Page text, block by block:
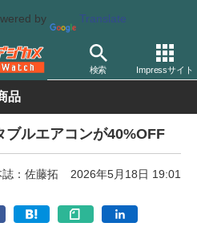
by Translate
検索 Impressサイト
品
ブルエアコンが40%OFF
誌：佐藤拓 2026年5月18日 19:01